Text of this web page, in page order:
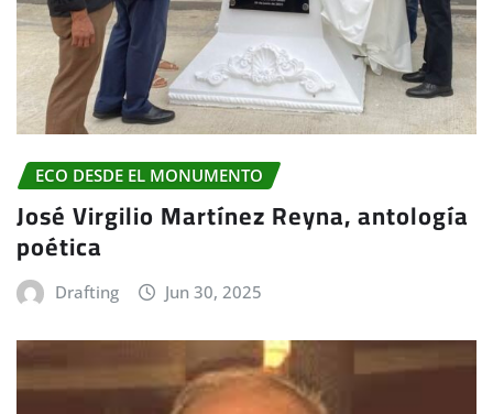
ECO DESDE EL MONUMENTO
José Virgilio Martínez Reyna, antología
poética
Drafting Jun 30, 2025